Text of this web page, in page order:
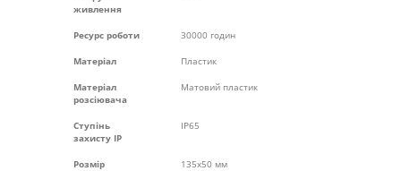
живлення
Ресурс роботи 30000 годин
Матеріал Пластик
Матеріал
розсіювача
Матовий пластик
Ступінь
захисту IP
IP65
Розмір 135х50 мм